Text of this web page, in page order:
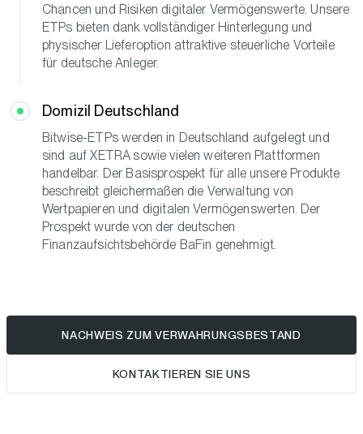
Chancen und Risiken digitaler Vermögenswerte. Unsere
ETPs bieten dank vollständiger Hinterlegung und
physischer Lieferoption attraktive steuerliche Vorteile
für deutsche Anleger.
Domizil Deutschland
Bitwise-ETPs werden in Deutschland aufgelegt und
sind auf XETRA sowie vielen weiteren Plattformen
handelbar. Der Basisprospekt für alle unsere Produkte
beschreibt gleichermaßen die Verwaltung von
Wertpapieren und digitalen Vermögenswerten. Der
Prospekt wurde von der deutschen
Finanzaufsichtsbehörde BaFin genehmigt.
NACHWEIS ZUM VERWAHRUNGSBESTAND
KONTAKTIEREN SIE UNS